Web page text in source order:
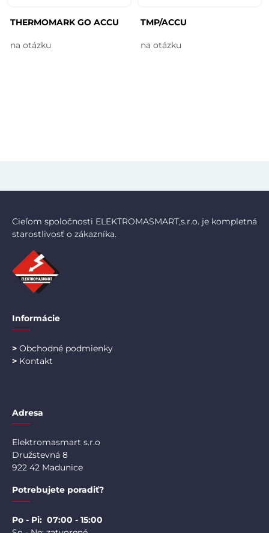
THERMOMARK GO ACCU
na otázku
TMP/ACCU
na otázku
Cieľom spoločnosti ELEKTROMASMART,s.r.o. je kompletná
starostlivosť o zákazníka.
Informácie
> Obchodné podmienky
> Kontakt
Adresa
Elektromasmart s.r.o
Družstevná 8
922 42 Madunice
Potrebujete poradiť?
Po - Pi: 07:00 - 15:00